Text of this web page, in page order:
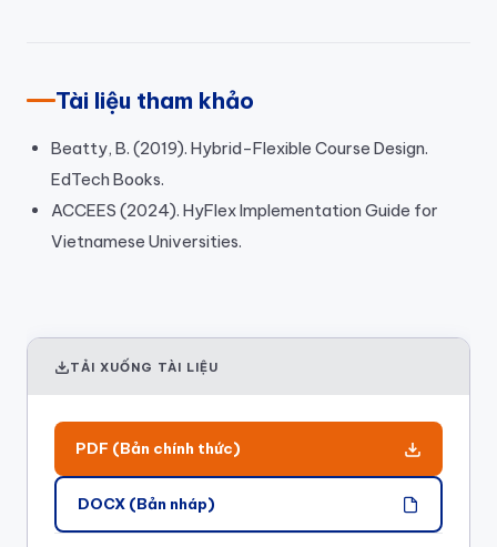
Tài liệu tham khảo
Beatty, B. (2019). Hybrid-Flexible Course Design.
EdTech Books.
ACCEES (2024). HyFlex Implementation Guide for
Vietnamese Universities.
TẢI XUỐNG TÀI LIỆU
PDF (Bản chính thức)
DOCX (Bản nháp)